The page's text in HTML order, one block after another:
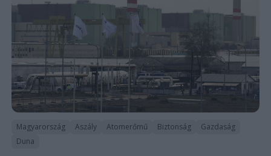
Magyarország Aszály Atomerőmű Biztonság
Gazdaság
Duna